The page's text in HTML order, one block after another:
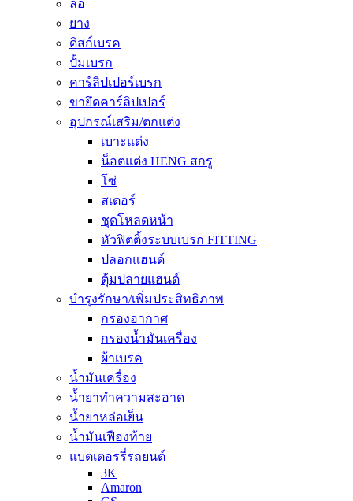
ล้อ
ยาง
ดิสก์เบรค
ปั้มเบรก
คาร์ลิปเปอร์เบรก
ขายึดคาร์ลิปเปอร์
อุปกรณ์เสริม/ตกแต่ง
เบาะแต่ง
น็อตแต่ง HENG สกรู
โซ่
สเตอร์
ชุดโหลดหน้า
หัวฟิตติ้งระบบเบรก FITTING
ปลอกแฮนด์
ตุ้มปลายแฮนด์
บำรุงรักษา/เพิ่มประสิทธิภาพ
กรองอากาศ
กรองน้ำมันเครื่อง
ผ้าเบรค
น้ำมันเครื่อง
น้ำยาทำความสะอาด
น้ำยาหล่อเย็น
น้ำมันเฟืองท้าย
แบตเตอรรี่รถยนต์
3K
Amaron